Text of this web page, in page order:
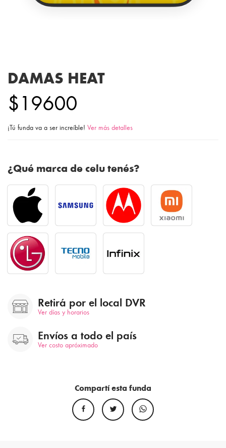
DAMAS HEAT
$19600
¡Tú funda va a ser increíble! Ver más detalles
¿Qué marca de celu tenés?
Retirá por el local DVR
Ver días y horarios
Envíos a todo el país
Ver costo apróximado
Compartí esta funda